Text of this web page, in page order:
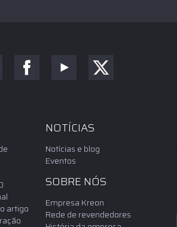
artigo
NOTÍCIAS
Notícias e blog
Eventos
SOBRE NÓS
Empresa Kreon
Rede de revendedores